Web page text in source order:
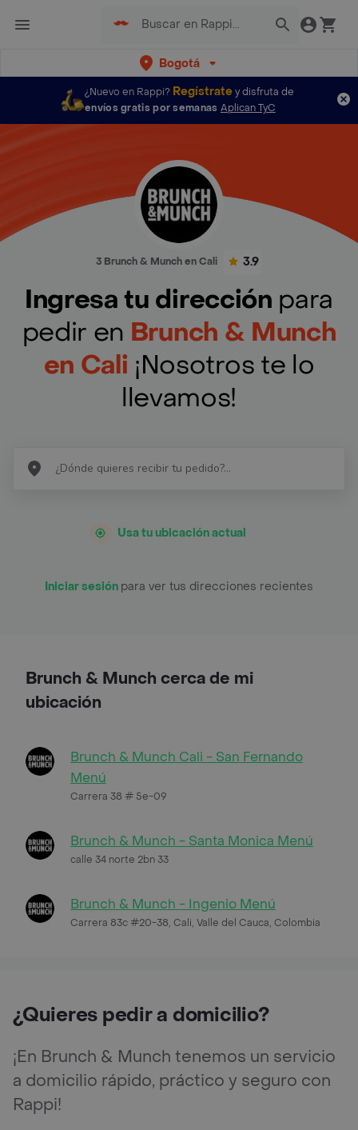
Bogotá
¿Nuevo en Rappi? Regístratey disfruta de
envíos gratis por semanas Aplican TyC
3 Brunch & Munch en Cali 3.9
Ingresa tu dirección para
pedir en Brunch & Munch
en Cali ¡Nosotros te lo
llevamos!
Usa tu ubicación actual
Iniciar sesión para ver tus direcciones recientes
Brunch & Munch cerca de mi
ubicación
Brunch & Munch Cali - San Fernando
Menú
Carrera 38 # 5e-09
Brunch & Munch - Santa Monica Menú
calle 34 norte 2bn 33
Brunch & Munch - Ingenio Menú
Carrera 83c #20-38, Cali, Valle del Cauca, Colombia
¿Quieres pedir a domicilio?
¡En Brunch & Munch tenemos un servicio
a domicilio rápido, práctico y seguro con
Rappi!